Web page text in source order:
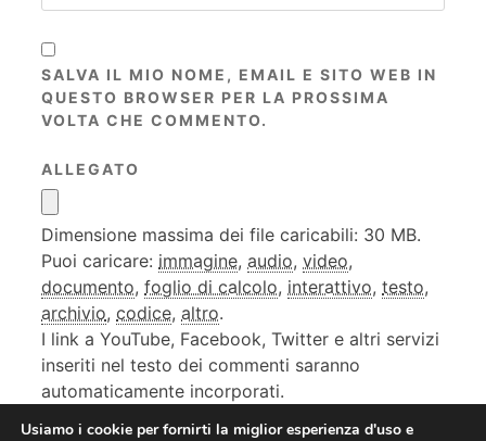
SALVA IL MIO NOME, EMAIL E SITO WEB IN
QUESTO BROWSER PER LA PROSSIMA
VOLTA CHE COMMENTO.
ALLEGATO
Dimensione massima dei file caricabili: 30 MB.
Puoi caricare: immagine, audio, video,
documento, foglio di calcolo, interattivo, testo,
archivio, codice, altro.
I link a YouTube, Facebook, Twitter e altri servizi
inseriti nel testo dei commenti saranno
automaticamente incorporati.
Usiamo i cookie per fornirti la miglior esperienza d'uso e